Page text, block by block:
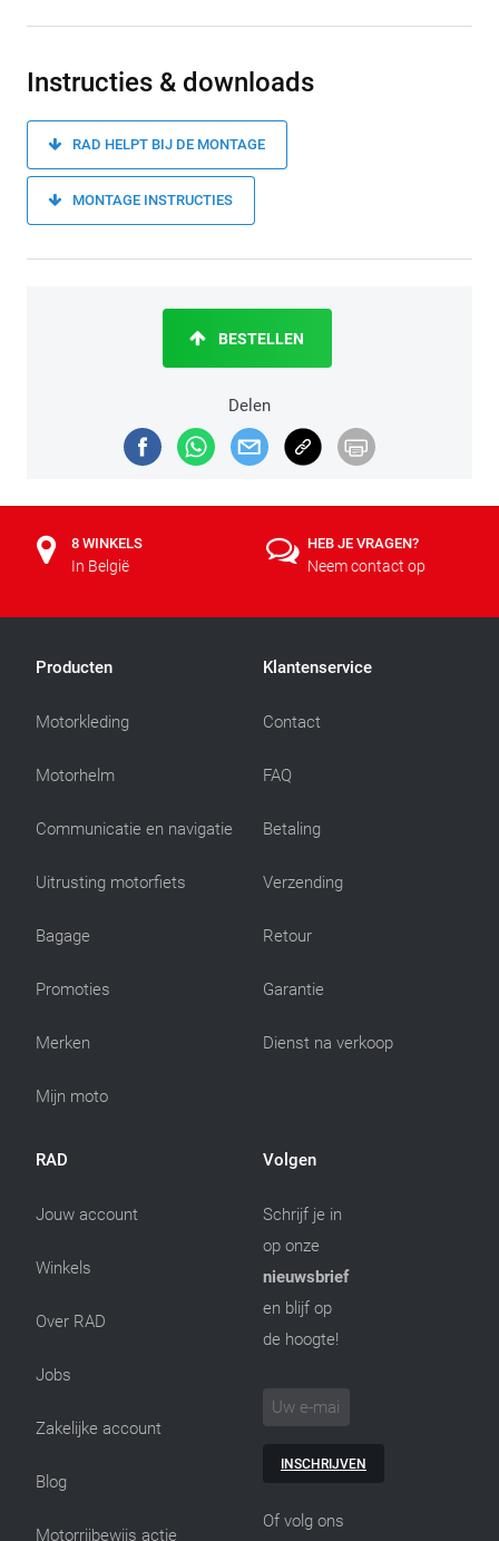
Instructies & downloads
RAD HELPT BIJ DE MONTAGE
MONTAGE INSTRUCTIES
Delen
BESTELLEN
8 WINKELS
In België
HEB JE VRAGEN?
Neem contact op
Producten
Motorkleding
Motorhelm
Communicatie en navigatie
Uitrusting motorfiets
Bagage
Promoties
Merken
Mijn moto
Klantenservice
Contact
FAQ
Betaling
Verzending
Retour
Garantie
Dienst na verkoop
RAD
Jouw account
Winkels
Over RAD
Jobs
Zakelijke account
Blog
Motorrijbewijs actie
Volgen
Schrijf je in
op onze
nieuwsbrief
en blijf op
de hoogte!
INSCHRIJVEN
Of volg ons